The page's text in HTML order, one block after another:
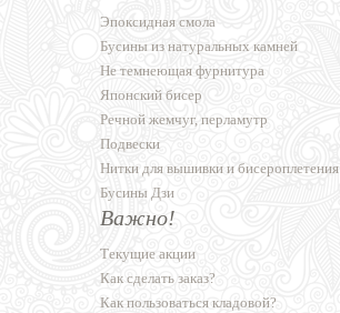
Эпоксидная смола
Бусины из натуральных камней
Не темнеющая фурнитура
Японский бисер
Речной жемчуг, перламутр
Подвески
Нитки для вышивки и бисероплетения
Бусины Дзи
Важно!
Текущие акции
Как сделать заказ?
Как пользоваться кладовой?